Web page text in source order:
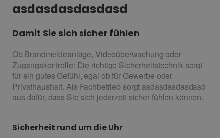
asdasdasdasdasd
Damit Sie sich sicher fühlen
Ob Brandmeldeanlage, Videoüberwachung oder
Zugangskontrolle: Die richtige Sicherheitstechnik sorgt
für ein gutes Gefühl, egal ob für Gewerbe oder
Privathaushalt. Als Fachbetrieb sorgt asdasdasdasdasd
aus dafür, dass Sie sich jederzeit sicher fühlen können.
Sicherheit rund um die Uhr